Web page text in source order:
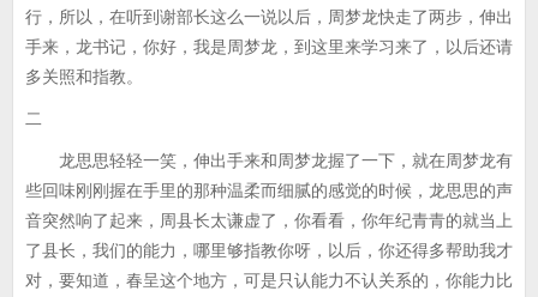
行，所以，在听到谢部长这么一说以后，周梦龙快走了两步，伸出
手来，龙书记，你好，我是周梦龙，到这里来学习来了，以后还请
多关照和指教。
二
龙思思轻轻一笑，伸出手来和周梦龙握了一下，就在周梦龙有
些回味刚刚握在手里的那种温柔而细腻的感觉的时候，龙思思的声
音突然响了起来，周县长太谦虚了，你看看，你年纪青青的就当上
了县长，我们的能力，哪里够指教你呀，以后，你还得多帮助我才
对，要知道，春呈这个地方，可是只认能力不认关系的，你能力比